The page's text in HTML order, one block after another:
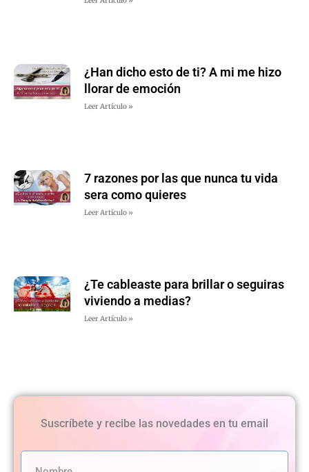
¿Han dicho esto de ti? A mi me hizo
llorar de emoción
Leer Artículo »
7 razones por las que nunca tu vida
sera como quieres
Leer Artículo »
¿Te cableaste para brillar o seguiras
viviendo a medias?
Leer Artículo »
Suscríbete y recibe las novedades en tu email